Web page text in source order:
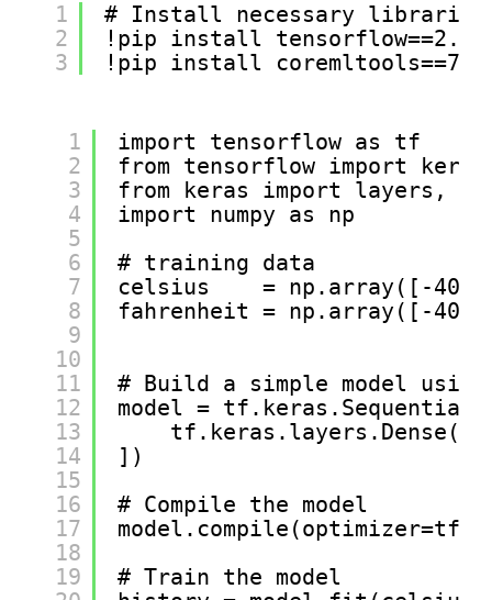
1
2
3
# Install necessary libraries
!pip install
!pip install
1
2
3
4
5
6
7
8
9
10
11
12
13
14
15
16
17
18
19
import tensorflow as tf
from tensorflow import keras
from keras import layers,
import numpy as np
# training data
celsius    = np.array([-
fahrenheit = np.array([-40,
# Build a simple model
model =
])
# Compile the model
# Train the model